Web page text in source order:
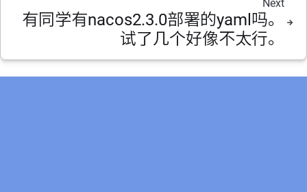
Next
有同学有nacos2.3.0部署的yaml吗。
试了几个好像不太行。